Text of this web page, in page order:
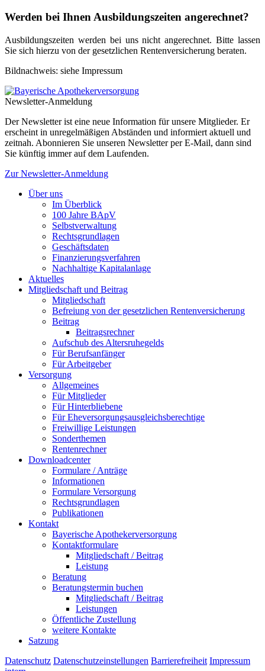
Werden bei Ihnen Ausbildungszeiten angerechnet?
Ausbildungszeiten werden bei uns nicht angerechnet. Bitte lassen
Sie sich hierzu von der gesetzlichen Rentenversicherung beraten.
Bildnachweis: siehe Impressum
Newsletter-Anmeldung
Der Newsletter ist eine neue Information für unsere Mitglieder. Er
erscheint in unregelmäßigen Abständen und informiert aktuell und
zeitnah. Abonnieren Sie unseren Newsletter per E-Mail, dann sind
Sie künftig immer auf dem Laufenden.
Zur Newsletter-Anmeldung
Über uns
Im Überblick
100 Jahre BApV
Selbstverwaltung
Rechtsgrundlagen
Geschäftsdaten
Finanzierungsverfahren
Nachhaltige Kapitalanlage
Aktuelles
Mitgliedschaft und Beitrag
Mitgliedschaft
Befreiung von der gesetzlichen Rentenversicherung
Beitrag
Beitragsrechner
Aufschub des Altersruhegelds
Für Berufsanfänger
Für Arbeitgeber
Versorgung
Allgemeines
Für Mitglieder
Für Hinterbliebene
Für Eheversorgungsausgleichsberechtige
Freiwillige Leistungen
Sonderthemen
Rentenrechner
Downloadcenter
Formulare / Anträge
Informationen
Formulare Versorgung
Rechtsgrundlagen
Publikationen
Kontakt
Bayerische Apothekerversorgung
Kontaktformulare
Mitgliedschaft / Beitrag
Leistung
Beratung
Beratungstermin buchen
Mitgliedschaft / Beitrag
Leistungen
Öffentliche Zustellung
weitere Kontakte
Satzung
Datenschutz Datenschutzeinstellungen Barrierefreiheit Impressum